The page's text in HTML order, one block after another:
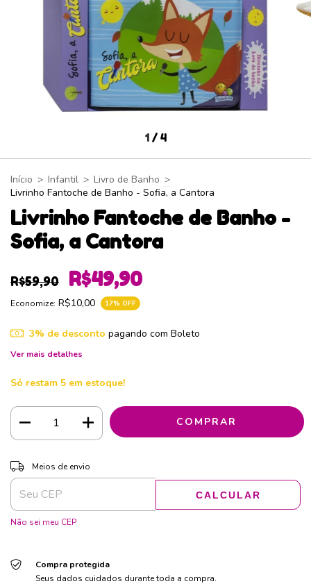
1 / 4
Início > Infantil > Livro de Banho >
Livrinho Fantoche de Banho - Sofia, a Cantora
Livrinho Fantoche de Banho -
Sofia, a Cantora
R$59,90 R$49,90
Economize: R$10,00 17% OFF
3% de desconto pagando com Boleto
Ver mais detalhes
Só restam 5 em estoque!
Entregas para o CEP:
Meios de envio
CALCULAR
Não sei meu CEP
Compra protegida
Seus dados cuidados durante toda a compra.